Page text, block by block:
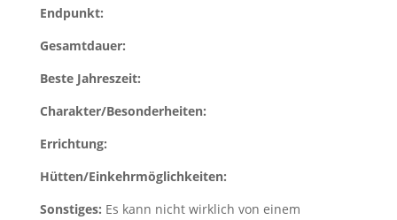
Endpunkt:
Gesamtdauer:
Beste Jahreszeit:
Charakter/Besonderheiten:
Errichtung:
Hütten/Einkehrmöglichkeiten:
Sonstiges: Es kann nicht wirklich von einem